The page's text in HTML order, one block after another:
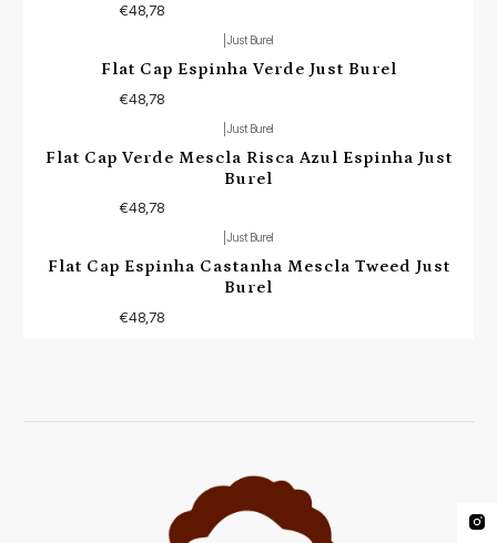
€48,78
Just Burel
Flat Cap Espinha Verde Just Burel
€48,78
Just Burel
Flat Cap Verde Mescla Risca Azul Espinha Just
Burel
€48,78
Just Burel
Flat Cap Espinha Castanha Mescla Tweed Just
Burel
€48,78